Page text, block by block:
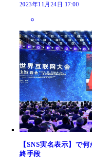
2023年11月24日 17:00
【SNS実名表示】で
終手段